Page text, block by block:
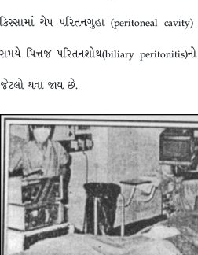
કિસ્સામાં ચેપ પરિતનગુહા (peritoneal
સમયે પિત્તજ પરિતનશોથ(biliary
જેટલો થવા જાય છે.